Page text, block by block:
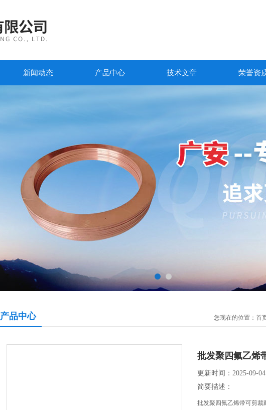
新闻动态 产品中心 技术文章 荣誉资
产品中心 您现在的位置： 首
批发聚四氟乙烯
更新时间：2025-09-04
简要描述：
批发聚四氟乙烯带可剪